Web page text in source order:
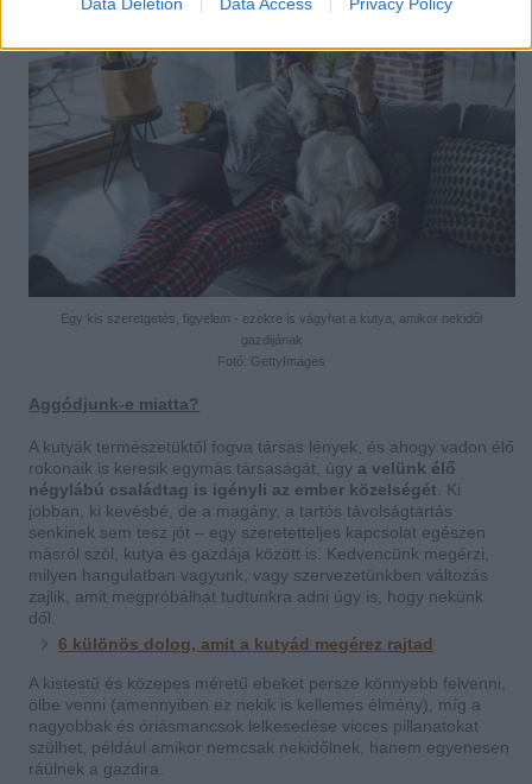
Egy kis szeretgetés, figyelem - ezekre is vágyhat a kutya, amikor nekidől
gazdijának
Fotó: GettyImages
Aggódjunk-e miatta?
A kutyák természetüktől fogva társas lények, és ahogy vadon élő
rokonaik is keresik egymás társaságát, úgy a velünk élő
négylábú családtag is igényli az ember közelségét . Ki
jobban, ki kevésbé, de a magány, a tartós távolságtartás
senkinek sem tesz jót – egy szeretetteljes kapcsolat egészen
másról szól, kutya és gazdája között is. Kedvencünk megérzi,
milyen hangulatban vagyunk, vagy szervezetünkben változás
zajlik, amit megpróbálhat tudtunkra adni úgy is, hogy nekünk
dől.
6 különös dolog, amit a kutyád megérez rajtad
A kistestű és közepes méretű ebeket persze könnyebb felvenni,
ölbe venni (amennyiben ez nekik is kellemes élmény), míg a
nagyobbak és óriásmancsok lelkesedése vicces pillanatokat
szülhet, például amikor nemcsak nekidőlnek, hanem egyenesen
ráülnek a gazdira.